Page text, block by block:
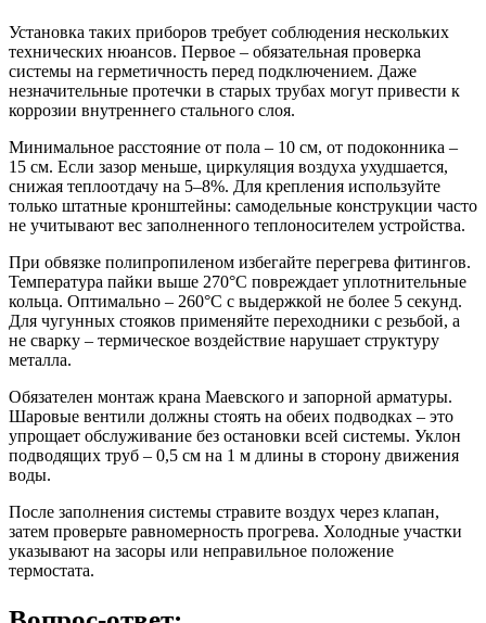
Установка таких приборов требует соблюдения нескольких
технических нюансов. Первое – обязательная проверка
системы на герметичность перед подключением. Даже
незначительные протечки в старых трубах могут привести к
коррозии внутреннего стального слоя.
Минимальное расстояние от пола – 10 см, от подоконника –
15 см. Если зазор меньше, циркуляция воздуха ухудшается,
снижая теплоотдачу на 5–8%. Для крепления используйте
только штатные кронштейны: самодельные конструкции часто
не учитывают вес заполненного теплоносителем устройства.
При обвязке полипропиленом избегайте перегрева фитингов.
Температура пайки выше 270°C повреждает уплотнительные
кольца. Оптимально – 260°C с выдержкой не более 5 секунд.
Для чугунных стояков применяйте переходники с резьбой, а
не сварку – термическое воздействие нарушает структуру
металла.
Обязателен монтаж крана Маевского и запорной арматуры.
Шаровые вентили должны стоять на обеих подводках – это
упрощает обслуживание без остановки всей системы. Уклон
подводящих труб – 0,5 см на 1 м длины в сторону движения
воды.
После заполнения системы стравите воздух через клапан,
затем проверьте равномерность прогрева. Холодные участки
указывают на засоры или неправильное положение
термостата.